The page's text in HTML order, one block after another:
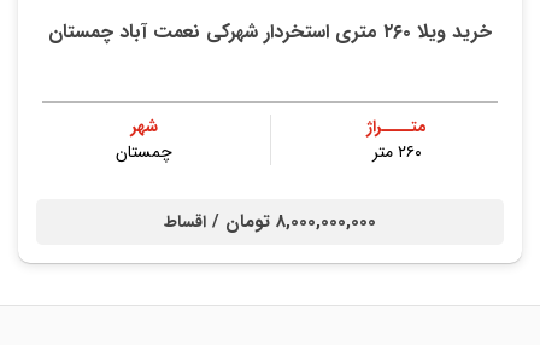
خرید ویلا ۲۶۰ متری استخردار شهرکی نعمت آباد چمستان
متــــراژ
۲۶۰ متر
شهر
چمستان
8,000,000,000 تومان / اقساط